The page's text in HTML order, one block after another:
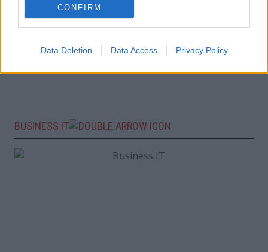
CONFIRM
Data Deletion Data Access Privacy Policy
BUSINESS IT